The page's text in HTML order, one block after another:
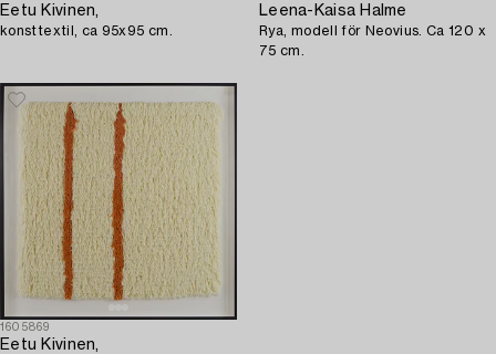
Eetu Kivinen,
konsttextil, ca 95x95 cm.
Leena-Kaisa Halme
Rya, modell för Neovius. Ca 120 x
75 cm.
1605869
Eetu Kivinen,